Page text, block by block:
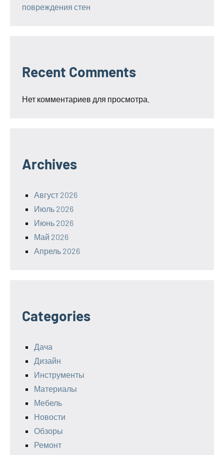
повреждения стен
Recent Comments
Нет комментариев для просмотра.
Archives
Август 2026
Июль 2026
Июнь 2026
Май 2026
Апрель 2026
Categories
Дача
Дизайн
Инструменты
Материалы
Мебель
Новости
Обзоры
Ремонт